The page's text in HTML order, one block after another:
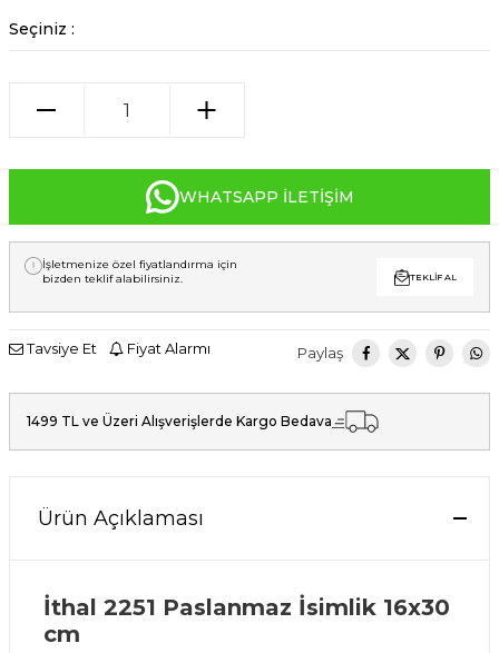
Seçiniz :
WHATSAPP İLETIŞIM
İşletmenize özel fiyatlandırma için
bizden teklif alabilirsiniz.
TEKLIF AL
Tavsiye Et Fiyat Alarmı Paylaş
1499 TL ve Üzeri Alışverişlerde Kargo Bedava
Ürün Açıklaması
İthal 2251 Paslanmaz İsimlik 16x30
cm